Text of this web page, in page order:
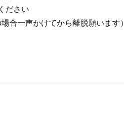
ださい
合一声かけてから離脱願います）